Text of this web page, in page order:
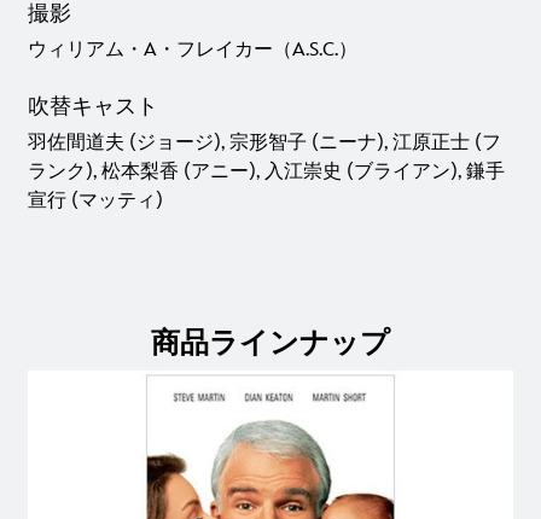
撮影
ウィリアム・A・フレイカー（A.S.C.）
吹替キャスト
羽佐間道夫 (ジョージ), 宗形智子 (ニーナ), 江原正士 (フ
ランク), 松本梨香 (アニー), 入江崇史 (ブライアン), 鎌手
宣行 (マッティ)
商品ラインナップ